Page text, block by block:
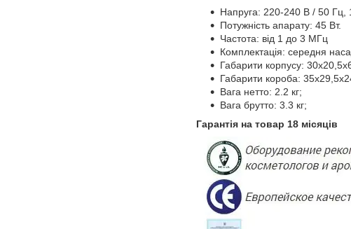
Напруга: 220-240 В / 50 Гц,
Потужність апарату: 45 Вт.
Частота: від 1 до 3 МГц
Комплектація: середня
Габарити корпусу:
Габарити короба:
Вага нетто: 2.2 кг;
Вага брутто: 3.3 кг;
Гарантія на товар 18 місяців